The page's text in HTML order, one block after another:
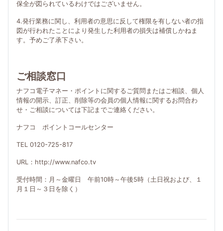
保全が図られているわけではございません。
4.発行業務に関し、利用者の意思に反して権限を有しない者の指
図が行われたことにより発生した利用者の損失は補償しかねま
す。予めご了承下さい。
ご相談窓口
ナフコ電子マネー・ポイントに関するご質問またはご相談、個人
情報の開示、訂正、削除等の会員の個人情報に関するお問合わ
せ・ご相談については下記までご連絡ください。
ナフコ ポイントコールセンター
TEL 0120-725-817
URL：http://www.nafco.tv
受付時間：月～金曜日 午前10時～午後5時（土日祝および、１
月１日～３日を除く）